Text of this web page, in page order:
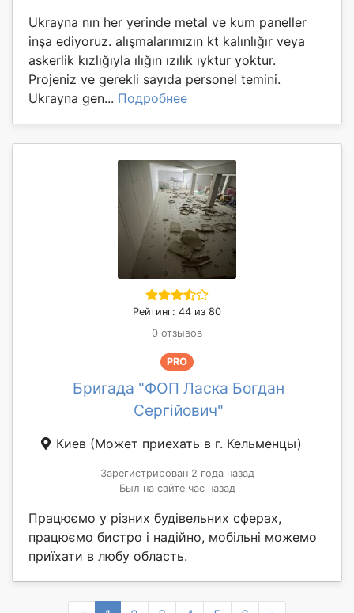
Ukrayna nın her yerinde metal ve kum paneller
inşa ediyoruz. alışmalarımızın kt kalınlığır veya
askerlik kızlığıyla ılığın ızılık ıyktur yoktur.
Projeniz ve gerekli sayıda personel temini.
Ukrayna gen... Подробнее
Рейтинг: 44 из 80
0 отзывов
PRO
Бригада "ФОП Ласка Богдан
Сергійович"
Киев (Может приехать в г. Кельменцы)
Зарегистрирован 2 года назад
Был на сайте час назад
Працюємо у різних будівельних сферах,
працюємо бистро і надійно, мобільні можемо
приїхати в любу область.